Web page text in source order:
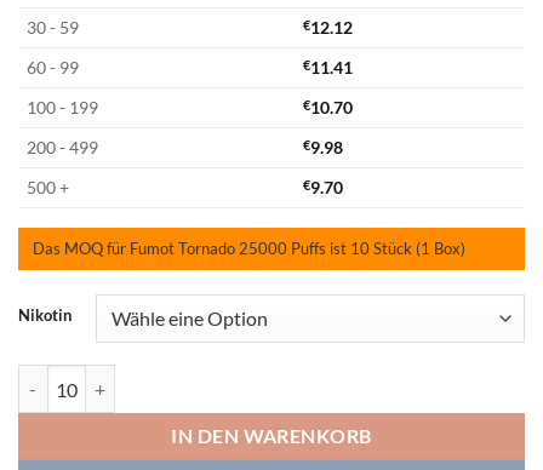
30 - 59
€12.12
60 - 99
€11.41
100 - 199
€10.70
200 - 499
€9.98
500 +
€9.70
Das MOQ für Fumot Tornado 25000 Puffs ist 10 Stück (1 Box)
Nikotin
IN DEN WARENKORB